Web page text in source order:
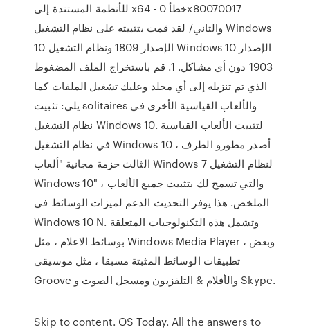
للأنظمة المستندة إلى x64 - خطأ 0x80070017
والثاني/ لقد قمت بتثبيته على نظام التشغيل Windows
10 الإصدار 1809 ونظام التشغيل Windows 10 الإصدار
1903 دون أي مشاكل. 1. قم باستخراج الملف المضغوط
الذي تم تنزيله إلى أي مجلد وعليك تشغيل الملفات كما
يلي: تثبيت solitaires والألعاب القياسية الأخرى في
نظام التشغيل Windows 10. لتثبيت الألعاب القياسية
في نظام التشغيل Windows 10 ، أصدر مطورو الطرف
الثالث حزمة مجانية "ألعاب Windows 7 لنظام التشغيل
Windows 10" ، والتي تسمح لك بتثبيت جميع الألعاب
الملخص. هذا يوفر التحديث الدعم لميزات الوسائط في
Windows 10 N. وتشمل هذه التكنولوجيات المتعلقة
بوسائط الاعلام ، مثل Windows Media Player ، وبعض
تطبيقات الوسائط المثبتة مسبقا ، مثل موسيقي
Groove والأفلام & التلفزيون ومسجل الصوت و Skype.
Skip to content. OS Today. All the answers to